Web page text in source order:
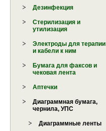
Дезинфекция
Стерилизация и
утилизация
Электроды для терапии
и кабели к ним
Бумага для факсов и
чековая лента
Аптечки
Диаграммная бумага,
чернила, УПС
Диаграммные ленты